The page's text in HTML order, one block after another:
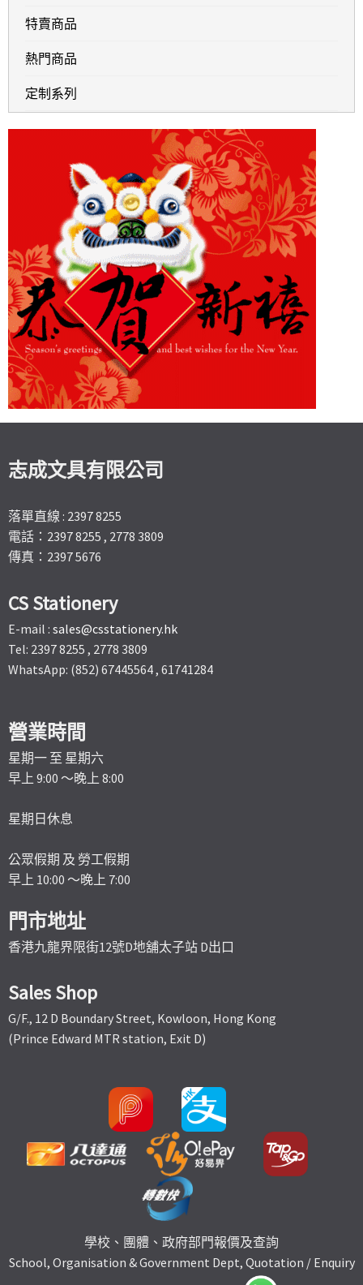
特賣商品
熱門商品
定制系列
志成文具有限公司
落單直線 : 2397 8255
電話：2397 8255 , 2778 3809
傳真：2397 5676
CS Stationery
E-mail : sales@csstationery.hk
Tel: 2397 8255 , 2778 3809
WhatsApp: (852) 67445564 , 61741284
營業時間
星期一 至 星期六
早上 9:00 ～晚上 8:00
星期日休息
公眾假期 及 勞工假期
早上 10:00 ～晚上 7:00
門市地址
香港九龍界限街12號D地舖太子站 D出口
Sales Shop
G/F., 12 D Boundary Street, Kowloon, Hong Kong
(Prince Edward MTR station, Exit D)
學校、團體、政府部門報價及查詢
School, Organisation & Government Dept, Quotation / Enquiry